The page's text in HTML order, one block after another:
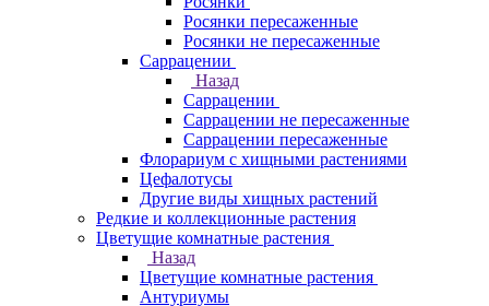
Росянки пересаженные
Росянки не пересаженные
Саррацении
Назад
Саррацении
Саррацении не пересаженные
Саррацении пересаженные
Флорариум с хищными растениями
Цефалотусы
Другие виды хищных растений
Редкие и коллекционные растения
Цветущие комнатные растения
Назад
Цветущие комнатные растения
Антуриумы